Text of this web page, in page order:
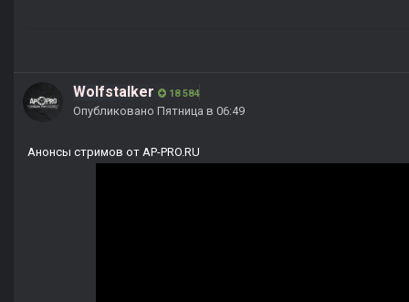
Wolfstalker 18 584
Опубликовано Пятница в 06:49
Анонсы стримов от AP-PRO.RU